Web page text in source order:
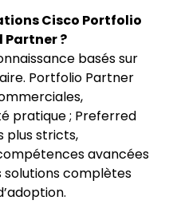
Cisco Portfolio
Partner ?
basés sur
Portfolio Partner
pratique ; Preferred
plus stricts,
avancées
complètes